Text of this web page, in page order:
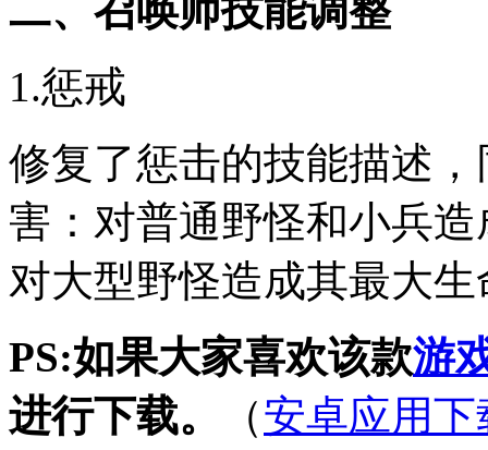
二、召唤师技能调整
1.惩戒
修复了惩击的技能描述
害：对普通野怪和小兵
对大型野怪造成其最大
PS:如果大家喜欢该款游
进行下载。
（安卓应用下